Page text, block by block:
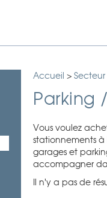
Accueil > Secteur
Parking
Vous voulez
stationnements à
garages et
accompagner
Il n'y a pas de